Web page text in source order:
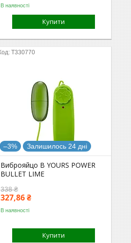
В наявності
Купити
T330770
–3% Залишилось 24 дні
Виброяйцо B YOURS POWER
BULLET LIME
338 ₴
327,86 ₴
В наявності
Купити